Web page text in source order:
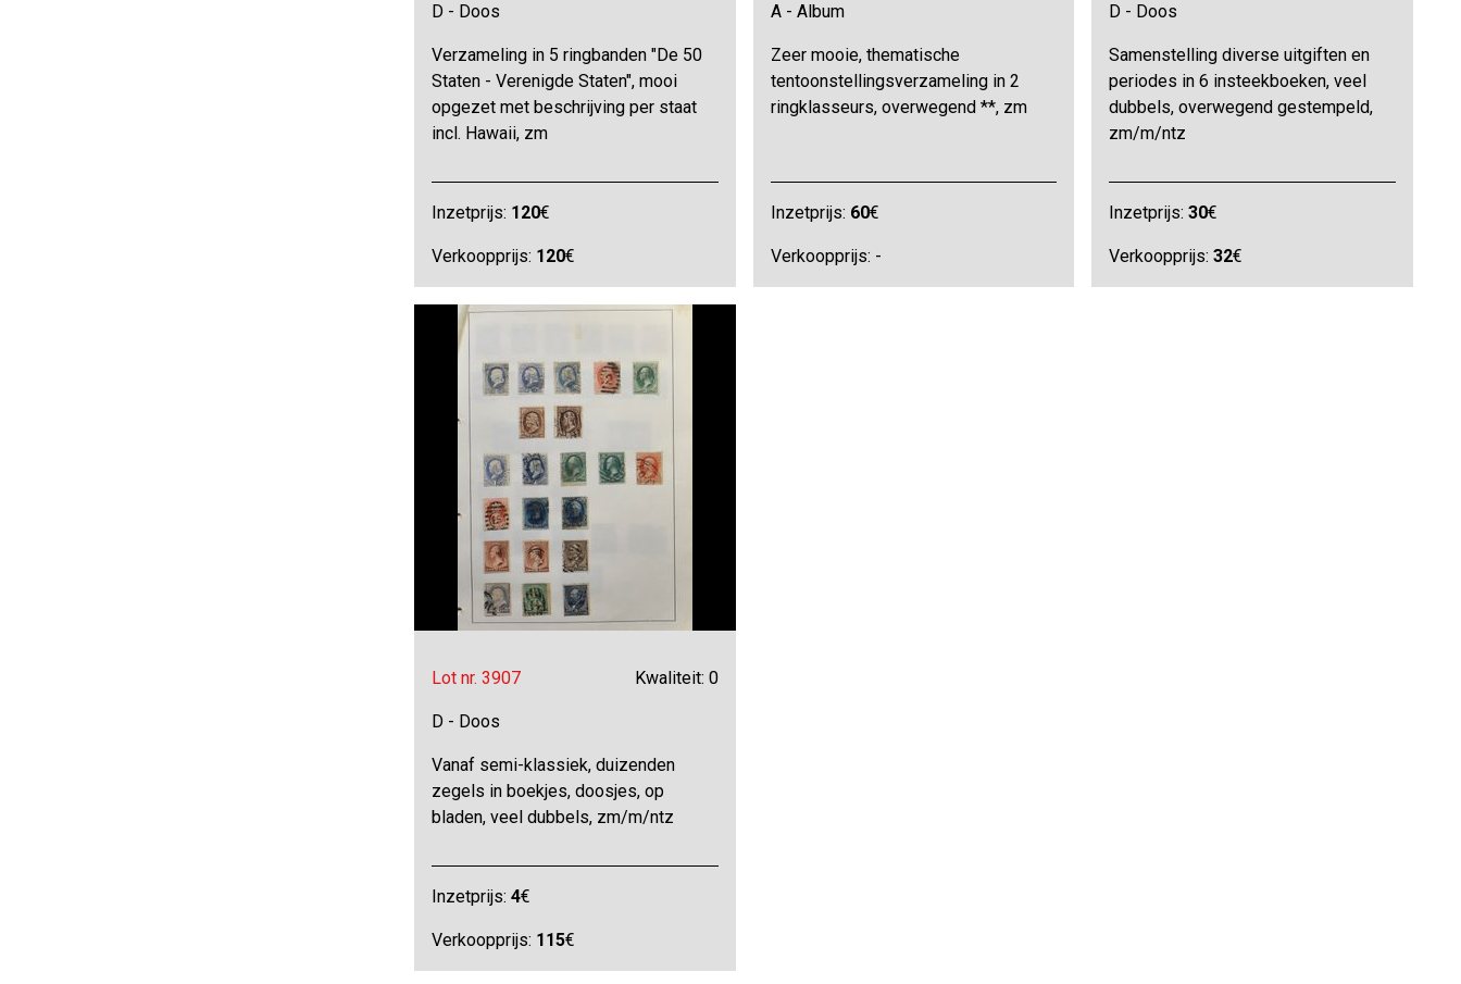
D - Doos
Verzameling in 5 ringbanden "De 50
Staten - Verenigde Staten", mooi
opgezet met beschrijving per staat
incl. Hawaii, zm
Inzetprijs: 120€
Verkoopprijs: 120€
A - Album
Zeer mooie, thematische
tentoonstellingsverzameling in 2
ringklasseurs, overwegend **, zm
Inzetprijs: 60€
Verkoopprijs: -
D - Doos
Samenstelling diverse uitgiften en
periodes in 6 insteekboeken, veel
dubbels, overwegend gestempeld,
zm/m/ntz
Inzetprijs:30€
Verkoopprijs:32€
Lot nr. 3907 Kwaliteit: 0
D - Doos
Vanaf semi-klassiek, duizenden
zegels in boekjes, doosjes, op
bladen, veel dubbels, zm/m/ntz
Inzetprijs:4€
Verkoopprijs: 115€